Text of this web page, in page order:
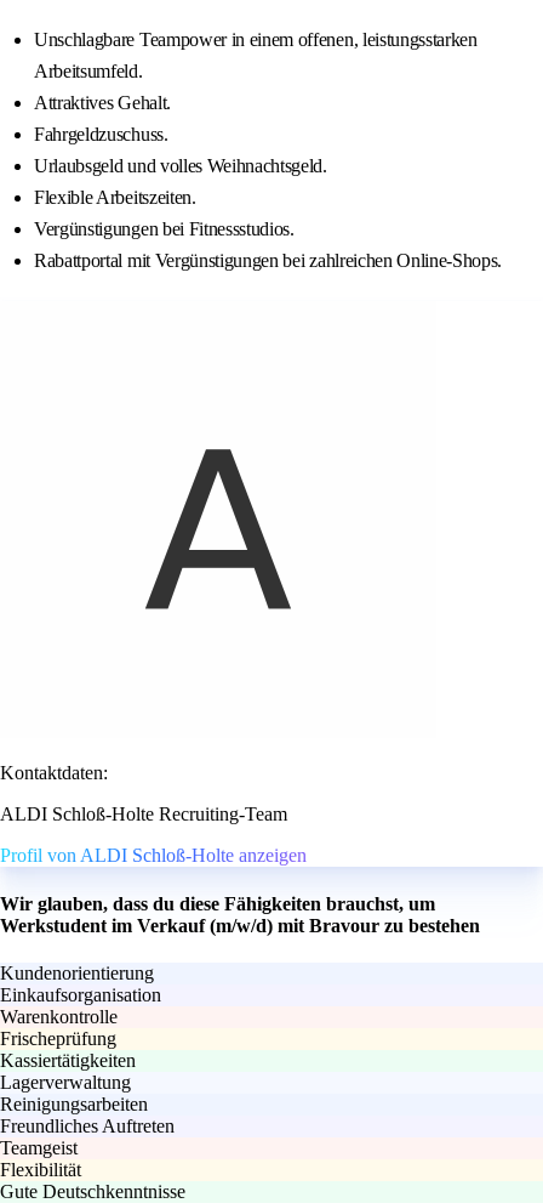
Unschlagbare Teampower in einem offenen, leistungsstarken
Arbeitsumfeld.
Attraktives Gehalt.
Fahrgeldzuschuss.
Urlaubsgeld und volles Weihnachtsgeld.
Flexible Arbeitszeiten.
Vergünstigungen bei Fitnessstudios.
Rabattportal mit Vergünstigungen bei zahlreichen Online-Shops.
Kontaktdaten:
ALDI Schloß-Holte Recruiting-Team
Profil von ALDI Schloß-Holte anzeigen
Wir glauben, dass du diese Fähigkeiten brauchst, um
Werkstudent im Verkauf (m/w/d) mit Bravour zu bestehen
Kundenorientierung
Einkaufsorganisation
Warenkontrolle
Frischeprüfung
Kassiertätigkeiten
Lagerverwaltung
Reinigungsarbeiten
Freundliches Auftreten
Teamgeist
Flexibilität
Gute Deutschkenntnisse